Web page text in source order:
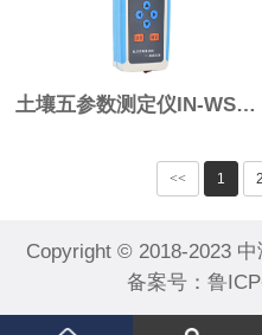
土壤五参数测定仪IN-WSYP+
<< 1 2
Copyright © 2018-2023
备案号： 鲁